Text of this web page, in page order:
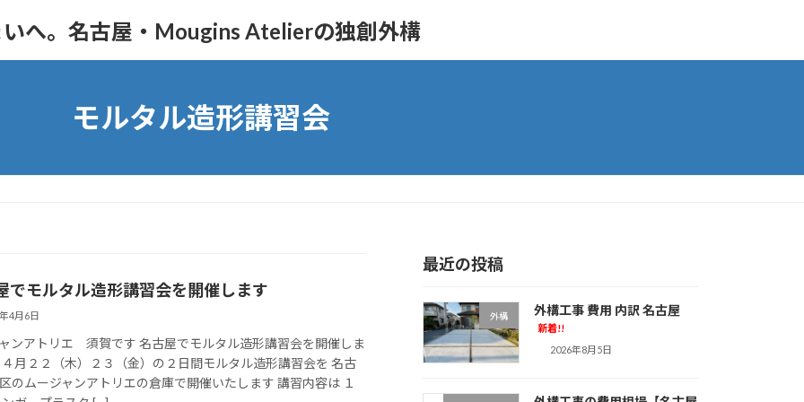
へ。名古屋・Mougins Atelierの独創外構
モルタル造形講習会
でモルタル造形講習会を開催します
4月6日
ンアトリエ 須賀です 名古屋でモルタル造形講習会を開催しま
月２２（木）２３（金）の２日間モルタル造形講習会を 名古
のムージャンアトリエの倉庫で開催いたします 講習内容は １
最近の投稿
外構 外構工事 費用 内訳 名古屋
新着!!
2026年8月5日